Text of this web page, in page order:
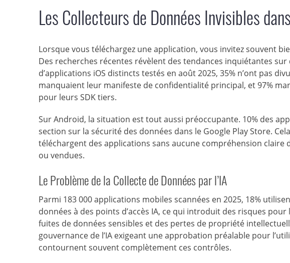
Les Collecteurs de Données Invisibles
Lorsque vous téléchargez une application, vous invitez souvent
Des recherches récentes révèlent des tendances inquiétantes sur
d’applications iOS distincts testés en août 2025, 35% n’ont pas
manquaient leur manifeste de confidentialité principal, et 97%
pour leurs SDK tiers.
Sur Android, la situation est tout aussi préoccupante. 10% des
section sur la sécurité des données dans le Google Play Store.
téléchargent des applications sans aucune compréhension
ou vendues.
Le Problème de la Collecte de Données par l’IA
Parmi 183 000 applications mobiles scannées en 2025, 18%
données à des points d’accès IA, ce qui introduit des risques
fuites de données sensibles et des pertes de propriété
gouvernance de l’IA exigeant une approbation préalable pour
contournent souvent complètement ces contrôles.